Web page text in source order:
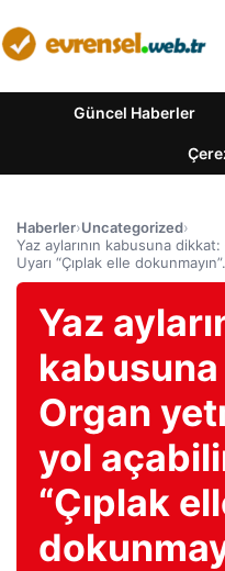
Güncel Haberler
Haberler›Uncategorized›
Yaz aylarının kabusuna
Uyarı “Çıplak elle dokunmayın”.
Yaz
Organ
yol
“Çıplak